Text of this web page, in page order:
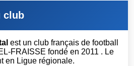
club
est un club français de football
FRAISSE fondé en 2011 . Le
en Ligue régionale.